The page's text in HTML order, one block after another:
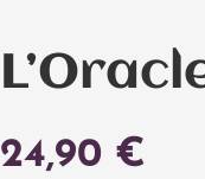
24,90 €